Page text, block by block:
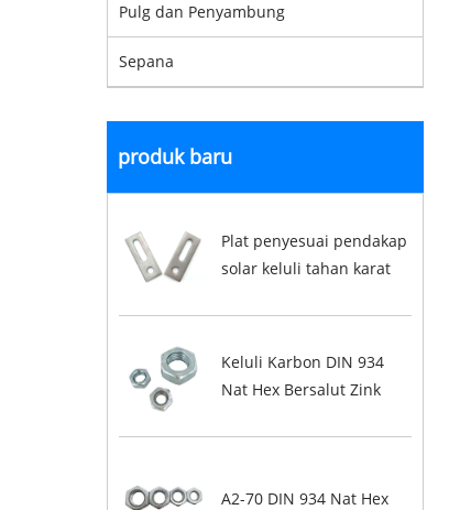
Pulg dan Penyambung
Sepana
produk baru
Plat penyesuai pendakap
solar keluli tahan karat
Keluli Karbon DIN 934
Nat Hex Bersalut Zink
A2-70 DIN 934 Nat Hex